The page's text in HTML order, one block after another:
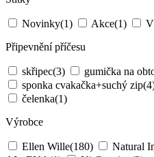
Novinky(1) Akce(1)
Připevnění příčesu
skřipec(3) gumička na
sponka cvakačka+suchý zip
čelenka(1)
Výrobce
Ellen Wille(180) Natural